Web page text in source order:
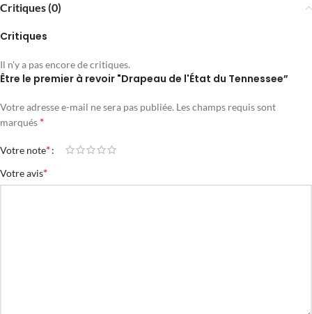
Critiques (0)
Critiques
Il n'y a pas encore de critiques.
Être le premier à revoir "Drapeau de l'État du Tennessee”
Votre adresse e-mail ne sera pas publiée. Les champs requis sont
marqués *
Votre note*
Votre avis*